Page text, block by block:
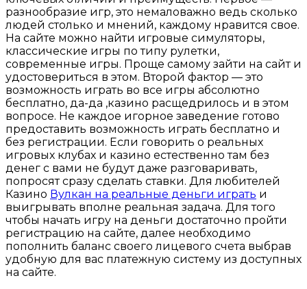
разнообразие игр, это немаловажно ведь сколько
людей столько и мнений, каждому нравится свое.
На сайте можно найти игровые симуляторы,
классические игры по типу рулетки,
современные игры. Проще самому зайти на сайт и
удостовериться в этом. Второй фактор — это
возможность играть во все игры абсолютно
бесплатно, да-да ,казино расщедрилось и в этом
вопросе. Не каждое игорное заведение готово
предоставить возможность играть бесплатно и
без регистрации. Если говорить о реальных
игровых клубах и казино естественно там без
денег с вами не будут даже разговаривать,
попросят сразу сделать ставки. Для любителей
Казино Вулкан на реальные деньги играть и
выигрывать вполне реальная задача. Для того
чтобы начать игру на деньги достаточно пройти
регистрацию на сайте, далее необходимо
пополнить баланс своего лицевого счета выбрав
удобную для вас платежную систему из доступных
на сайте.